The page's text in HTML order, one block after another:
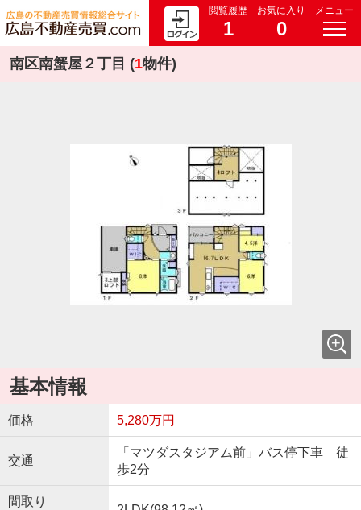
閲覧履歴
1
お気に入り
0
メニュー
南区南蟹屋２丁目 (1物件)
基本情報
価格 5,280万円
交通
「マツダスタジアム前」バス停下車 徒
歩2分
間取り